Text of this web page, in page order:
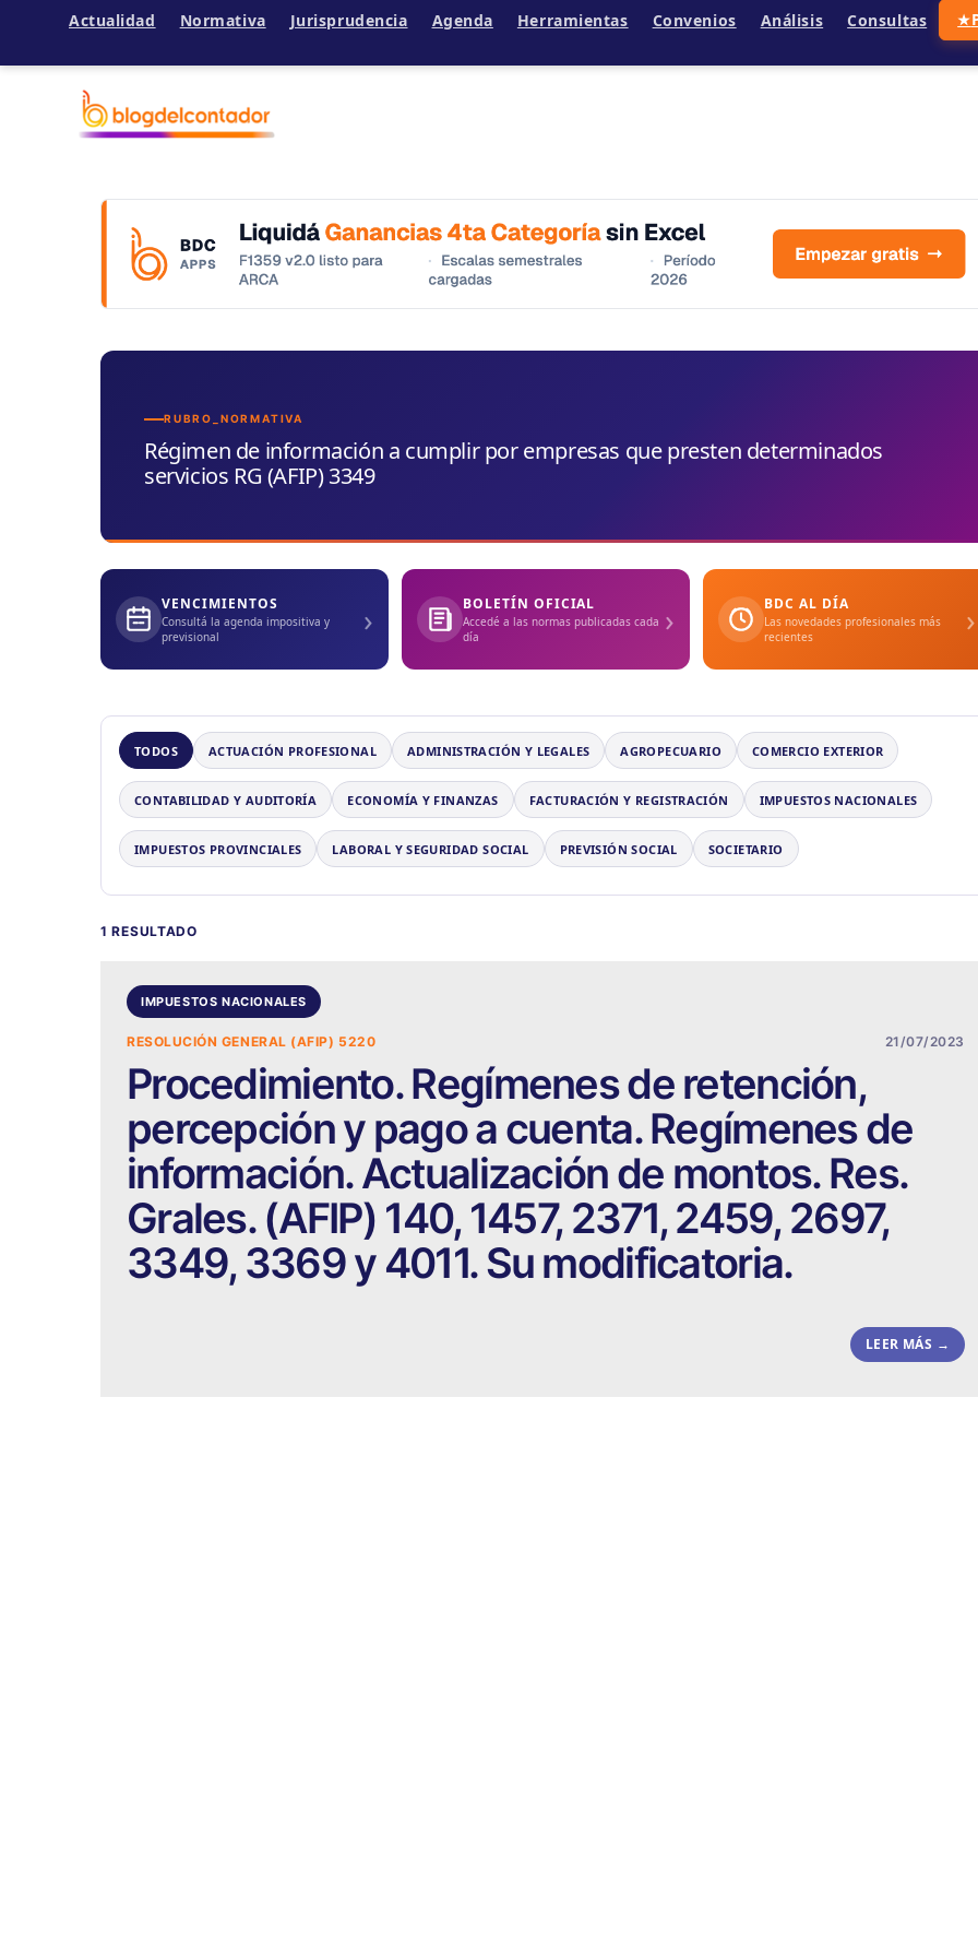
Actualidad Normativa Jurisprudencia Agenda Herramientas Convenios Análisis Consultas ★
RUBRO_NORMATIVA
Régimen de información a cumplir por empresas que presten determinados
servicios RG (AFIP) 3349
VENCIMIENTOS
Consultá la agenda impositiva y
previsional
› BOLETÍN OFICIAL
Accedé a las normas publicadas cada
día
› BDC AL DÍA
Las novedades profesionales más
recientes
›
TODOS ACTUACIÓN PROFESIONAL ADMINISTRACIÓN Y LEGALES AGROPECUARIO COMERCIO EXTERIOR
CONTABILIDAD Y AUDITORÍA ECONOMÍA Y FINANZAS FACTURACIÓN Y REGISTRACIÓN IMPUESTOS NACIONALES
IMPUESTOS PROVINCIALES LABORAL Y SEGURIDAD SOCIAL PREVISIÓN SOCIAL SOCIETARIO
1 RESULTADO
IMPUESTOS NACIONALES
RESOLUCIÓN GENERAL (AFIP) 5220 21/07/2023
Procedimiento. Regímenes de retención,
percepción y pago a cuenta. Regímenes de
información. Actualización de montos. Res.
Grales. (AFIP) 140, 1457, 2371, 2459, 2697,
3349, 3369 y 4011. Su modificatoria.
LEER MÁS →